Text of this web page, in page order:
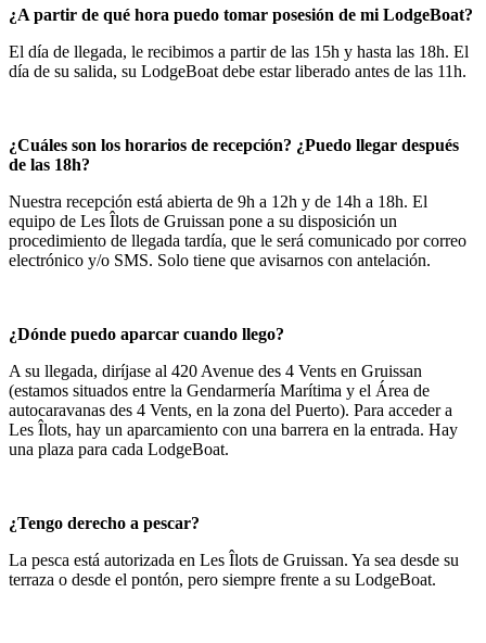
¿A partir de qué hora puedo tomar posesión de mi LodgeBoat?
El día de llegada, le recibimos a partir de las 15h y hasta las 18h. El
día de su salida, su LodgeBoat debe estar liberado antes de las 11h.
¿Cuáles son los horarios de recepción? ¿Puedo llegar después
de las 18h?
Nuestra recepción está abierta de 9h a 12h y de 14h a 18h. El
equipo de Les Îlots de Gruissan pone a su disposición un
procedimiento de llegada tardía, que le será comunicado por correo
electrónico y/o SMS. Solo tiene que avisarnos con antelación.
¿Dónde puedo aparcar cuando llego?
A su llegada, diríjase al 420 Avenue des 4 Vents en Gruissan
(estamos situados entre la Gendarmería Marítima y el Área de
autocaravanas des 4 Vents, en la zona del Puerto). Para acceder a
Les Îlots, hay un aparcamiento con una barrera en la entrada. Hay
una plaza para cada LodgeBoat.
¿Tengo derecho a pescar?
La pesca está autorizada en Les Îlots de Gruissan. Ya sea desde su
terraza o desde el pontón, pero siempre frente a su LodgeBoat.